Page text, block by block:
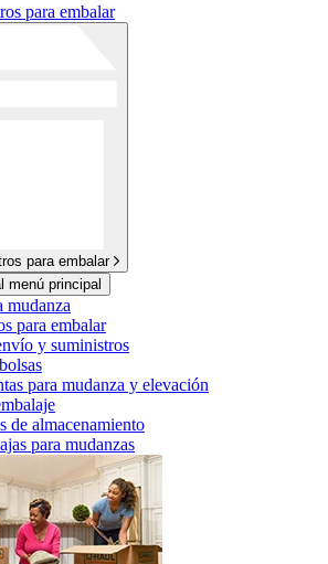
para embalar
para embalar
menú principal
mudanza
para embalar
y suministros
para mudanza y elevación
de almacenamiento
para mudanzas